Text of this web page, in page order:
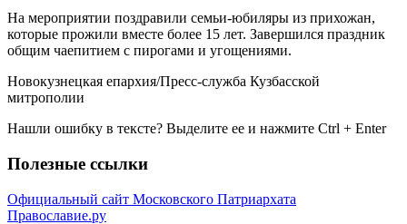
На мероприятии поздравили семьи-юбиляры из прихожан,
которые прожили вместе более 15 лет. Завершился праздник
общим чаепитием с пирогами и угощениями.
Новокузнецкая епархия/Пресс-служба Кузбасской
митрополии
Нашли ошибку в тексте? Выделите ее и нажмите Ctrl + Enter
Полезные ссылки
Официальный сайт Московского Патриархата
Православие.ру